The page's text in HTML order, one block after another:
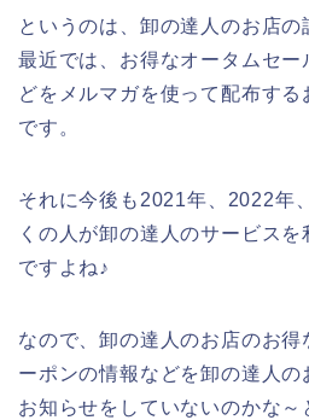
というのは、卸の達人のお店の
最近では、お得なオータムセー
どをメルマガを使って配布する
です。
それに今後も2021年、2022年
くの人が卸の達人のサービス
ですよね♪
なので、卸の達人のお店のお得
ーポンの情報などを卸の達人
お知らせをしていないのかな～